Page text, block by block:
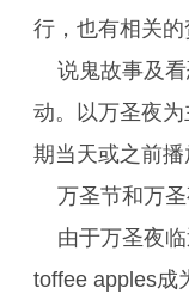
行，也有相关的
说鬼故事及
动。以万圣夜
期当天或之前播
万圣节和万
由于万圣夜
toffee apples成